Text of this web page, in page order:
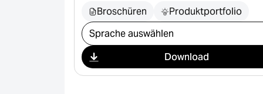
Broschüren Produktportfolio
Download auswählen
Download